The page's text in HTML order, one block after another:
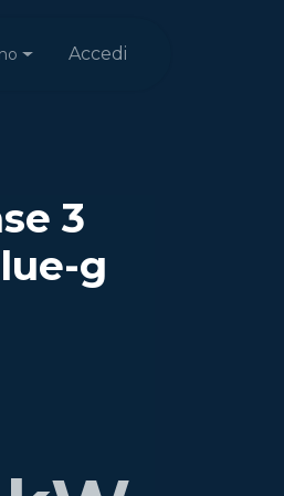
Accedi
3
g